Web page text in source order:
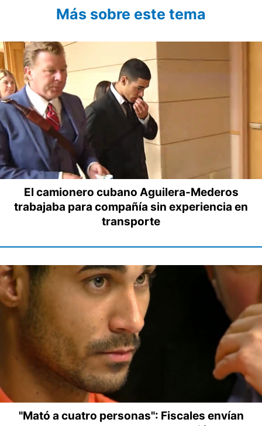
Más sobre este tema
El camionero cubano Aguilera-Mederos
trabajaba para compañía sin experiencia en
transporte
"Mató a cuatro personas": Fiscales envían